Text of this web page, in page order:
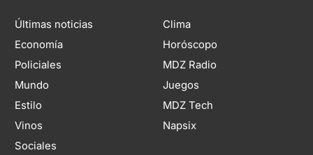
Últimas noticias
Economía
Policiales
Mundo
Estilo
Vinos
Sociales
Clima
Horóscopo
MDZ Radio
Juegos
MDZ Tech
Napsix